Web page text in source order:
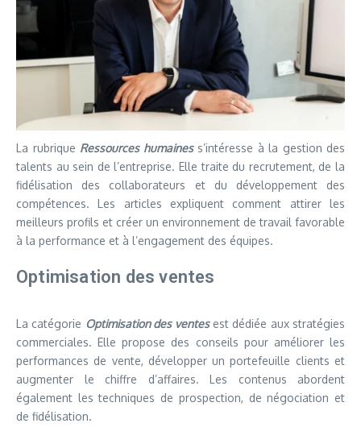
La rubrique Ressources humainess’intéresse à la gestion des
talents au sein de l’entreprise. Elle traite du recrutement, de la
fidélisation des collaborateurs et du développement des
compétences. Les articles expliquent comment attirer les
meilleurs profils et créer un environnement de travail favorable
à la performance et à l’engagement des équipes.
Optimisation des ventes
La catégorie Optimisation des ventesest dédiée aux stratégies
commerciales. Elle propose des conseils pour améliorer les
performances de vente, développer un portefeuille clients et
augmenter le chiffre d’affaires. Les contenus abordent
également les techniques de prospection, de négociation et
de fidélisation.